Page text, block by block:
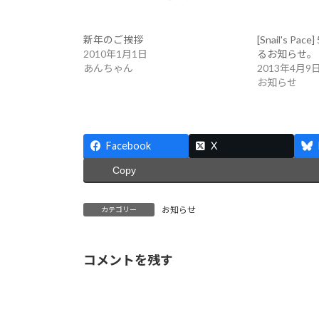
新年のご挨拶
2010年1月1日
あんちゃん
[Snail's
るお知らせ。
2013年4月9
お知らせ
Facebook X
Copy
カテゴリー お知らせ
コメントを残す